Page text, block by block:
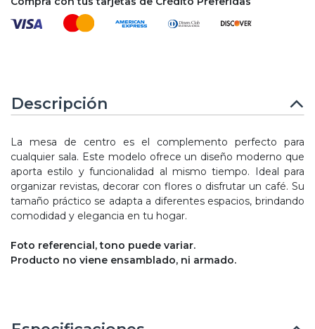
Descripción
La mesa de centro es el complemento perfecto para
cualquier sala. Este modelo ofrece un diseño moderno que
aporta estilo y funcionalidad al mismo tiempo. Ideal para
organizar revistas, decorar con flores o disfrutar un café. Su
tamaño práctico se adapta a diferentes espacios, brindando
comodidad y elegancia en tu hogar.
Foto referencial, tono puede variar.
Producto no viene ensamblado, ni armado.